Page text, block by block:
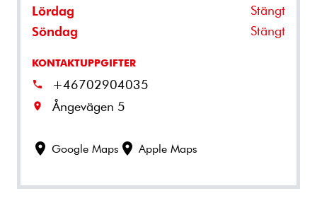
Lördag Stängt
Söndag Stängt
KONTAKTUPPGIFTER
+46702904035
Ångevägen 5
Google Maps Apple Maps